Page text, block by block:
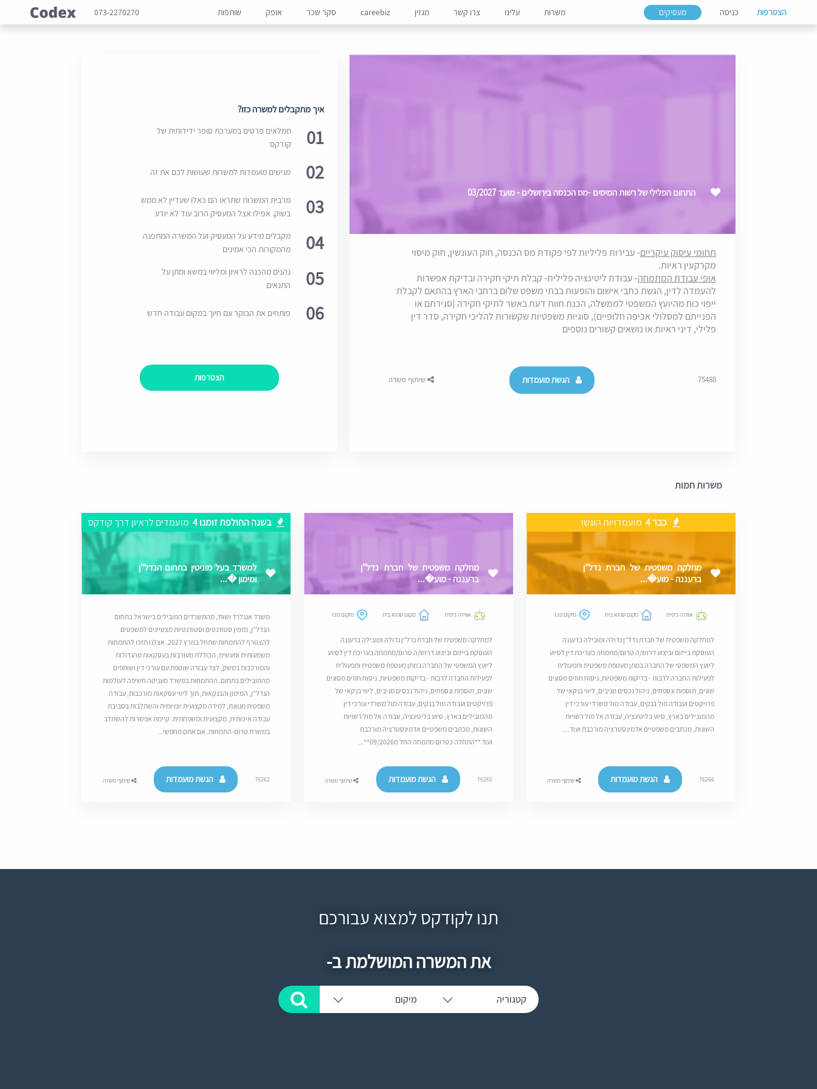
הצטרפות כניסה מעסיקים משרות עלינו צרו קשר מגזין careebiz סקר שכר אופק שותפות 073-2270270
התחום הפלילי של רשות המיסים -מס הכנסה בירושלים - מועד 03/2027
תחומי עיסוק עיקריים- עבירות פליליות לפי פקודת מס הכנסה, חוק העונשין, חוק מיסוי
מקרקעין ראיות.
אופי עבודת המתמחה- עבודת ליטיגציה פלילית- קבלת תיקי חקירה ובדיקת אפשרות
להעמדה לדין, הגשת כתבי אישום והופעות בבתי משפט שלום ברחבי הארץ בהתאם לקבלת
ייפוי כוח מהיועץ המשפטי לממשלה, הכנת חוות דעת באשר לתיקי חקירה (סגירתם או
הפנייתם למסלולי אכיפה חלופיים), סוגיות משפטיות שקשורות להליכי חקירה, סדר דין
פלילי, דיני ראיות או נושאים קשורים נוספים
75488 הגשת מועמדות שיתוף משרה
איך מתקבלים למשרה כזו?
01
ממלאים פרטים במערכת סופר ידידותית של
קודקס
02 מגישים מועמדות למשרות שעושות לכם את זה
03
מרבית המשרות שתראו הם כאלו שעדיין לא ממש
בשוק. אפילו אצל המעסיק הרוב עוד לא יודע
04
מקבלים מידע על המעסיק ועל המשרה המתפנה
מהמקורות הכי אמינים
05
נהנים מהכנה לראיון ומליווי במשא ומתן על
התנאים
06 פותחים את הבוקר עם חיוך במקום עבודה חדש
הצטרפות
משרות חמות
כבר 4 מועמדויות הוגשו
מחלקה משפטית של חברת נדל"ן
ברעננה - מוע�...
אווירה כיפית מקום שהוא בית מיקום פגז
למחלקה משפטית של חברת נדל"ן גדולה ומובילה ברעננה
העוסקת בייזום וביצוע דרוש/ה טרום/מתמחה בעריכת דין לסיוע
ליועץ המשפטי של החברה במתן מעטפת משפטית ותפעולית
לפעילות החברה לרבות - בדיקות משפטיות, ניסוח חוזים מסוגים
שונים, תוספות ונספחים, ניהול נכסים מניבים, ליווי בנקאי של
פרויקטים ועבודה מול בנקים, עבודה מול משרדי עורכי דין
מהמובילים בארץ, סיוע בליטיגציה, עבודה אל מול רשויות
השונות, מכתבים משפטיים אדמינסטרציה מורכבת ועוד....
76266 הגשת מועמדות שיתוף משרה
מחלקה משפטית של חברת נדל"ן
ברעננה - מוע�...
אווירה כיפית מקום שהוא בית מיקום פגז
למחלקה משפטית של חברת נדל"ן גדולה ומובילה ברעננה
העוסקת בייזום וביצוע דרוש/ה טרום/מתמחה בעריכת דין לסיוע
ליועץ המשפטי של החברה במתן מעטפת משפטית ותפעולית
לפעילות החברה לרבות - בדיקות משפטיות, ניסוח חוזים מסוגים
שונים, תוספות ונספחים, ניהול נכסים מניבים, ליווי בנקאי של
פרויקטים ועבודה מול בנקים, עבודה מול משרדי עורכי דין
מהמובילים בארץ, סיוע בליטיגציה, עבודה אל מול רשויות
השונות, מכתבים משפטיים אדמינסטרציה מורכבת
ועוד.**התחלה כטרום מתמחה החל מ09/2026**...
76265 הגשת מועמדות שיתוף משרה
בשנה החולפת זומנו 4 מועמדים לראיון דרך קודקס
למשרד בעל מוניטין בתחום הנדל"ן
ומימון �...
משרד אנגלרד ושות’, מהמשרדים המובילים בישראל בתחום
הנדל”ן, מזמין סטודנטים וסטודנטיות מצטיינים למשפטים
להצטרף להתמחות שתחל במרץ 2027. אצלנו תזכו להתמחות
משמעותית ומעשית, הכוללת מעורבות בעסקאות מהגדולות
והמורכבות במשק, לצד עבודה שוטפת עם עורכי דין ושותפים
מהמובילים בתחום. ההתמחות במשרד מעניקה חשיפה לעולמות
הנדל”ן, המימון והבנקאות, תוך ליווי עסקאות מורכבות, עבודה
משפטית מגוונת, למידה מקצועית יומיומית והשתלבות בסביבת
עבודה איכותית, מקצועית ומשפחתית. קיימת אפשרות להשתלב
במשרת טרום-התמחות. אם אתם מחפשי...
76262 הגשת מועמדות שיתוף משרה
תנו לקודקס למצוא עבורכם
את המשרה המושלמת ב-
קטגוריה מיקום